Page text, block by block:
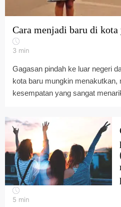
Cara menjadi baru di kota
3 min
Gagasan pindah ke luar negeri
kota baru mungkin menakutkan,
kesempatan yang sangat
5 min